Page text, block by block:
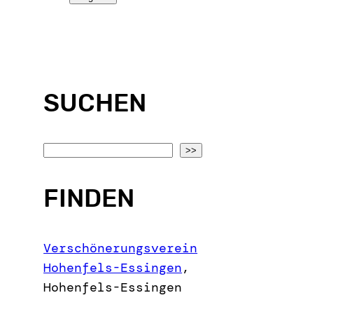
SUCHEN
a
r
h
>>
FINDEN
Verschönerungsverein
Hohenfels-Essingen,
Hohenfels-Essingen